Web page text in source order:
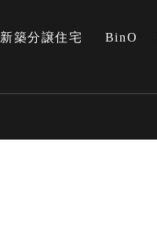
新築分譲住宅 BinO